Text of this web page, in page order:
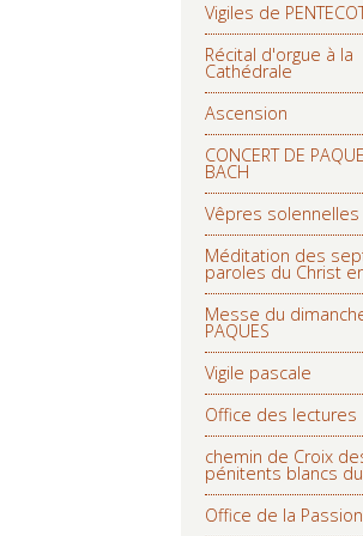
Vigiles de
Récital d'orgue à la
Cathédrale
Ascension
CONCERT DE
BACH
Vêpres solennelles
Méditation des
paroles du Christ
Messe du
PAQUES
Vigile pascale
Office des lectures
chemin de Croix
pénitents blancs
Office de la Passion